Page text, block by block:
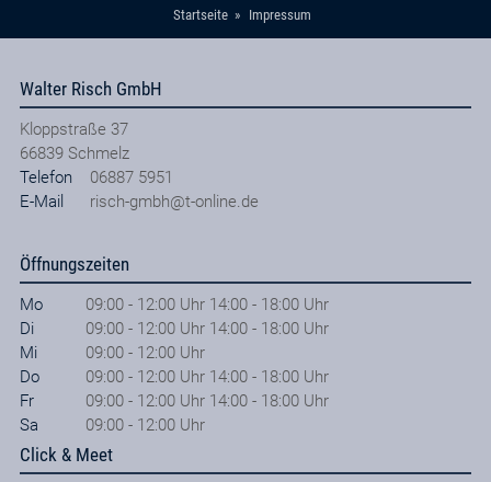
Startseite Impressum
Walter Risch GmbH
Kloppstraße 37
66839 Schmelz
Telefon
06887 5951
E-Mail
risch-gmbh@t-online.de
Öffnungszeiten
Mo
09:00 - 12:00 Uhr 14:00 - 18:00 Uhr
Di
09:00 - 12:00 Uhr 14:00 - 18:00 Uhr
Mi
09:00 - 12:00 Uhr
Do
09:00 - 12:00 Uhr 14:00 - 18:00 Uhr
Fr
09:00 - 12:00 Uhr 14:00 - 18:00 Uhr
Sa
09:00 - 12:00 Uhr
Click & Meet